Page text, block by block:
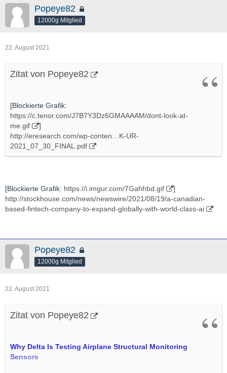
Popeye82
12000g Mitglied
22. August 2021
Zitat von Popeye82
[Blockierte Grafik:
https://c.tenor.com/J7B7Y3Dz6GMAAAAM/dont-look-at-
me.gif
]
http://eresearch.com/wp-conten…K-UR-
2021_07_30_FINAL.pdf
[Blockierte Grafik: https://i.imgur.com/7Gahhbd.gif
]
http://stockhouse.com/news/newswire/2021/08/19/a-canadian-
based-fintech-company-to-expand-globally-with-world-class-ai
Popeye82
12000g Mitglied
22. August 2021
Zitat von Popeye82
Why Delta Is Testing Airplane Structural Monitoring
Sensors